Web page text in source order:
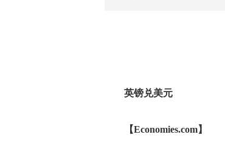
英镑兑美元
【Economies.com】